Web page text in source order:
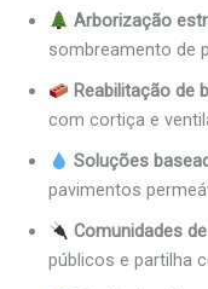
Arborização
sombreamento de
Reabilitação de
com cortiça e
Soluções
pavimentos
Comunidades
públicos e partilha